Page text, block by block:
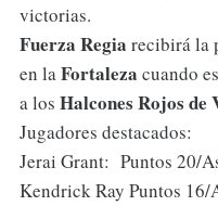
victorias.
Fuerza Regia recibirá la
en laFortaleza cuando
a los Halcones Rojos de
Jugadores destacados:
Jerai Grant: Puntos 20/
Kendrick Ray Puntos 16/